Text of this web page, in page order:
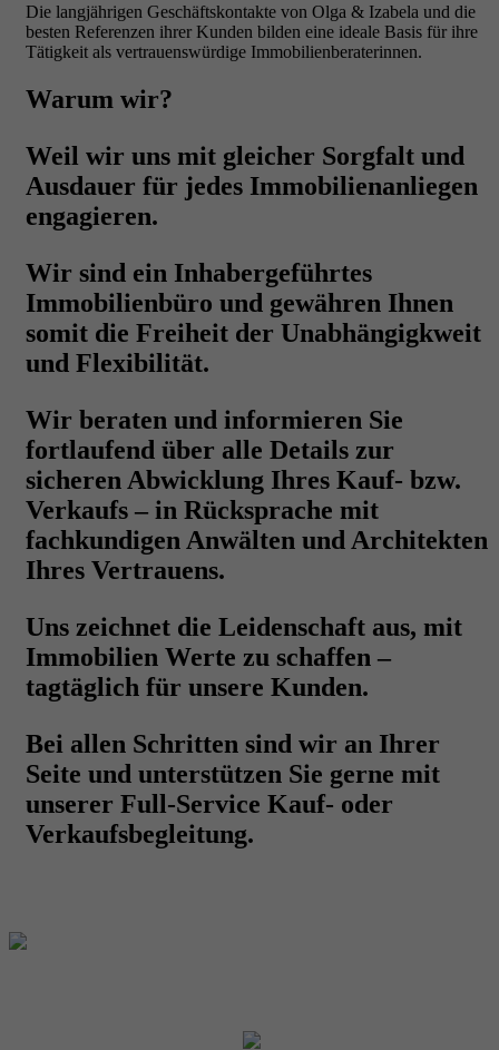
Die langjährigen Geschäftskontakte von Olga & Izabela und die
besten Referenzen ihrer Kunden bilden eine ideale Basis für ihre
Tätigkeit als vertrauenswürdige Immobilienberaterinnen.
Warum wir?
Weil wir uns mit gleicher Sorgfalt und
Ausdauer für jedes Immobilienanliegen
engagieren.
Wir sind ein Inhabergeführtes
Immobilienbüro und gewähren Ihnen
somit die Freiheit der Unabhängigkweit
und Flexibilität.
Wir beraten und informieren Sie
fortlaufend über alle Details zur
sicheren Abwicklung Ihres Kauf- bzw.
Verkaufs – in Rücksprache mit
fachkundigen Anwälten und Architekten
Ihres Vertrauens.
Uns zeichnet die Leidenschaft aus, mit
Immobilien Werte zu schaffen –
tagtäglich für unsere Kunden.
Bei allen Schritten sind wir an Ihrer
Seite und unterstützen Sie gerne mit
unserer Full-Service Kauf- oder
Verkaufsbegleitung.